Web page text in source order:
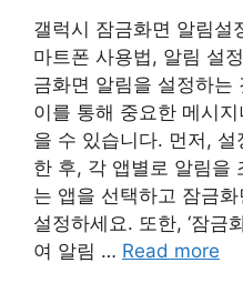
갤럭시 잠금화면 알림설
마트폰 사용법, 알림 설
금화면 알림을 설정하는
이를 통해 중요한 메시
을 수 있습니다. 먼저, 설
한 후, 각 앱별로 알림을
는 앱을 선택하고 잠금
설정하세요. 또한, ‘잠금
여 알림 … Read more